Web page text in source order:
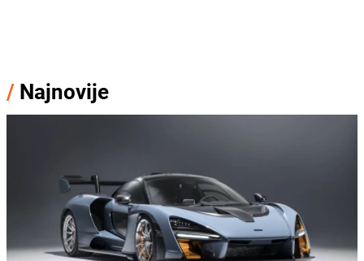
/ Najnovije